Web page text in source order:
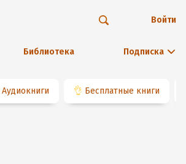
Библиотека Подписка
Войти
Аудиокниги 👌 Бесплатные книги